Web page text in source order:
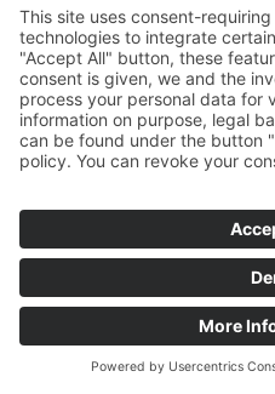
Parkettboden
Parkettboden
Parkettboden
Parkettboden Fürth
Parkettboden
Parkettboden
Akustikpaneele